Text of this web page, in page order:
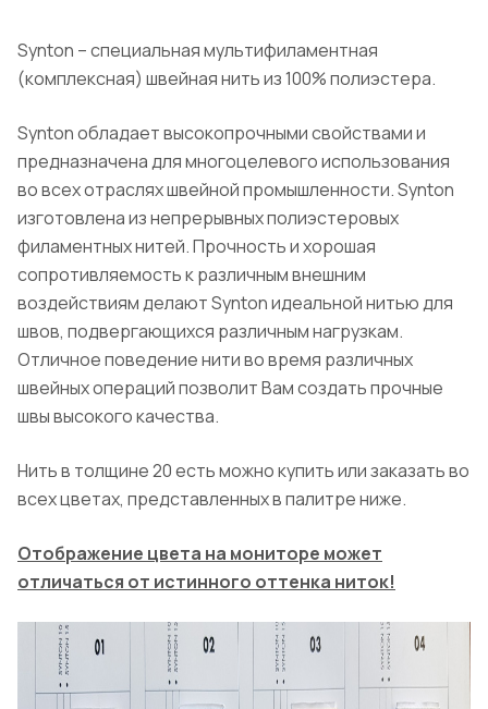
Synton – специальная мультифиламентная
(комплексная) швейная нить из 100% полиэстера.
Synton обладает высокопрочными свойствами и
предназначена для многоцелевого использования
во всех отраслях швейной промышленности. Synton
изготовлена из непрерывных полиэстеровых
филаментных нитей. Прочность и хорошая
сопротивляемость к различным внешним
воздействиям делают Synton идеальной нитью для
швов, подвергающихся различным нагрузкам.
Отличное поведение нити во время различных
швейных операций позволит Вам создать прочные
швы высокого качества.
Нить в толщине 20 есть можно купить или заказать во
всех цветах, представленных в палитре ниже.
Отображение цвета на мониторе может
отличаться от истинного оттенка ниток!